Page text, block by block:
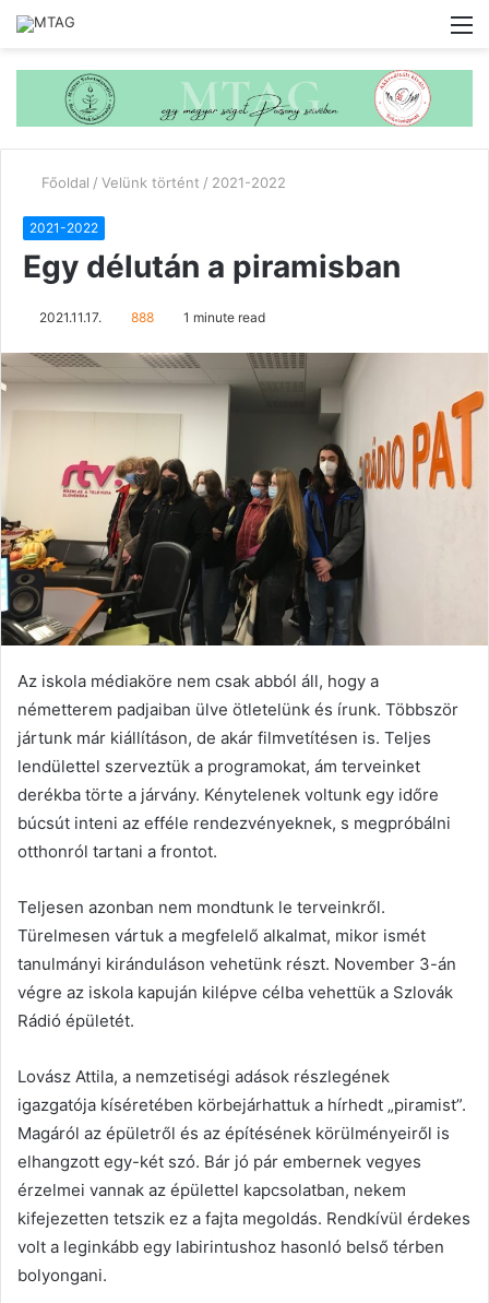
Főoldal / Velünk történt / 2021-2022
2021-2022
Egy délután a piramisban
2021.11.17. 888 1 minute read
Az iskola médiaköre nem csak abból áll, hogy a
németterem padjaiban ülve ötletelünk és írunk. Többször
jártunk már kiállításon, de akár filmvetítésen is. Teljes
lendülettel szerveztük a programokat, ám terveinket
derékba törte a járvány. Kénytelenek voltunk egy időre
búcsút inteni az efféle rendezvényeknek, s megpróbálni
otthonról tartani a frontot.
Teljesen azonban nem mondtunk le terveinkről.
Türelmesen vártuk a megfelelő alkalmat, mikor ismét
tanulmányi kiránduláson vehetünk részt. November 3-án
végre az iskola kapuján kilépve célba vehettük a Szlovák
Rádió épületét.
Lovász Attila, a nemzetiségi adások részlegének
igazgatója kíséretében körbejárhattuk a hírhedt „piramist”.
Magáról az épületről és az építésének körülményeiről is
elhangzott egy-két szó. Bár jó pár embernek vegyes
érzelmei vannak az épülettel kapcsolatban, nekem
kifejezetten tetszik ez a fajta megoldás. Rendkívül érdekes
volt a leginkább egy labirintushoz hasonló belső térben
bolyongani.